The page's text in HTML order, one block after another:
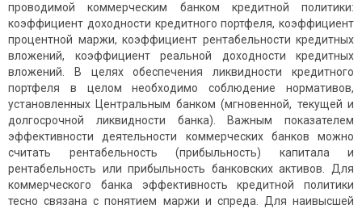
проводимой коммерческим банком кредитной политики:
коэффициент доходности кредитного портфеля, коэффициент
процентной маржи, коэффициент рентабельности кредитных
вложений, коэффициент реальной доходности кредитных
вложений. В целях обеспечения ликвидности кредитного
портфеля в целом необходимо соблюдение нормативов,
установленных Центральным банком (мгновенной, текущей и
долгосрочной ликвидности банка). Важным показателем
эффективности деятельности коммерческих банков можно
считать рентабельность (прибыльность) капитала и
рентабельность или прибыльность банковских активов. Для
коммерческого банка эффективность кредитной политики
тесно связана с понятием маржи и спреда. Для наивысшей